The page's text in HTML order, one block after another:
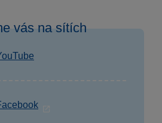
vás na sítích